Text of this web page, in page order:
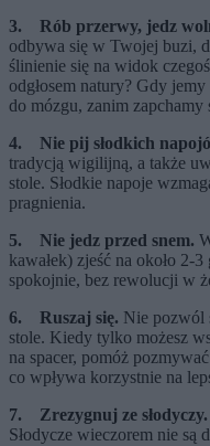
3. Rób przerwy, jedz
odbywa się w Twojej buzi,
ślinienie się na widok
odgłosem natury? Gdy
do mózgu, zanim zapchamy
4. Nie pij słodkich
tradycją wigilijną, a także
stole. Słodkie napoje
pragnienia.
5. Nie jedz przed snem.
kawałek) zjeść na około 2-
spokojnie, bez rewolucji w
6. Ruszaj się. Nie pozwól
stole. Kiedy tylko możesz
na spacer, pomóż
co wpływa korzystnie na
7. Zrezygnuj ze słodyczy.
Słodycze wieczorem nie są